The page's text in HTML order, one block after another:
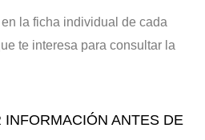
la ficha individual de cada
te interesa para consultar la
ANTES DE